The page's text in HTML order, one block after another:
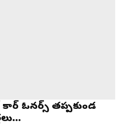
కార్ ఓనర్స్ తప్పకుండ